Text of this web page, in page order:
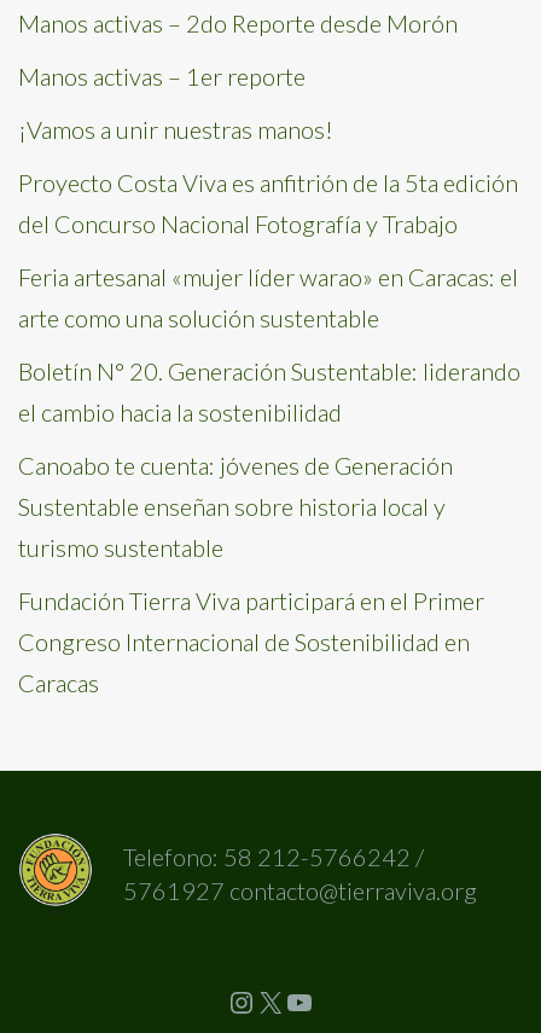
Manos activas – 2do Reporte desde Morón
Manos activas – 1er reporte
¡Vamos a unir nuestras manos!
Proyecto Costa Viva es anfitrión de la 5ta edición
del Concurso Nacional Fotografía y Trabajo
Feria artesanal «mujer líder warao» en Caracas: el
arte como una solución sustentable
Boletín N° 20. Generación Sustentable: liderando
el cambio hacia la sostenibilidad
Canoabo te cuenta: jóvenes de Generación
Sustentable enseñan sobre historia local y
turismo sustentable
Fundación Tierra Viva participará en el Primer
Congreso Internacional de Sostenibilidad en
Caracas
Telefono: 58 212-5766242 /
5761927 contacto@tierraviva.org
Instagram X YouTube